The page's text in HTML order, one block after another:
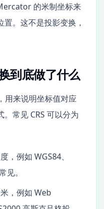
的米制坐标来
。这不是投影变换，
到底做了什么
用来说明坐标值对应
常见 CRS 可以分为
，例如 WGS84、
见。
，例如 Web